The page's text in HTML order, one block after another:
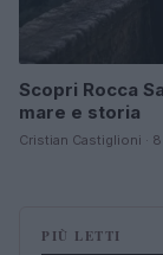
Scopri Rocca
mare e storia
Cristian Castiglioni ·
PIÙ LETTI